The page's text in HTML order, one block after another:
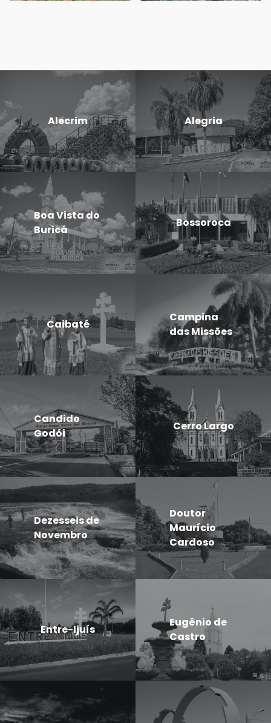
Alecrim Alegria
Boa Vista do
Buricá
Bossoroca
Caibaté
Campina
das Missões
Candido
Godói
Cerro Largo
Dezesseis de
Novembro
Doutor
Maurício
Cardoso
Entre-Ijuís
Eugênio de
Castro